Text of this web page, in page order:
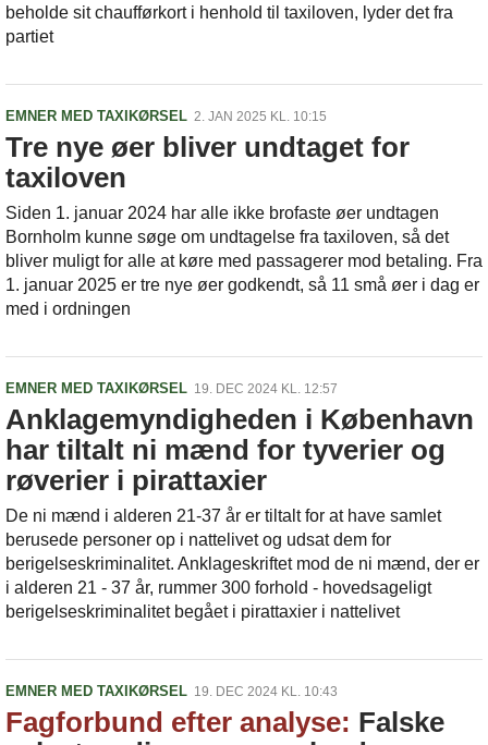
beholde sit chaufførkort i henhold til taxiloven, lyder det fra
partiet
EMNER MED TAXIKØRSEL 2. JAN 2025 KL. 10:15
Tre nye øer bliver undtaget for
taxiloven
Siden 1. januar 2024 har alle ikke brofaste øer undtagen
Bornholm kunne søge om undtagelse fra taxiloven, så det
bliver muligt for alle at køre med passagerer mod betaling. Fra
1. januar 2025 er tre nye øer godkendt, så 11 små øer i dag er
med i ordningen
EMNER MED TAXIKØRSEL 19. DEC 2024 KL. 12:57
Anklagemyndigheden i København
har tiltalt ni mænd for tyverier og
røverier i pirattaxier
De ni mænd i alderen 21-37 år er tiltalt for at have samlet
berusede personer op i nattelivet og udsat dem for
berigelseskriminalitet. Anklageskriftet mod de ni mænd, der er
i alderen 21 - 37 år, rummer 300 forhold - hovedsageligt
berigelseskriminalitet begået i pirattaxier i nattelivet
EMNER MED TAXIKØRSEL 19. DEC 2024 KL. 10:43
Fagforbund efter analyse: Falske